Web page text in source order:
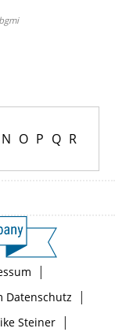
N O P Q R
|
Datenschutz |
Steiner|